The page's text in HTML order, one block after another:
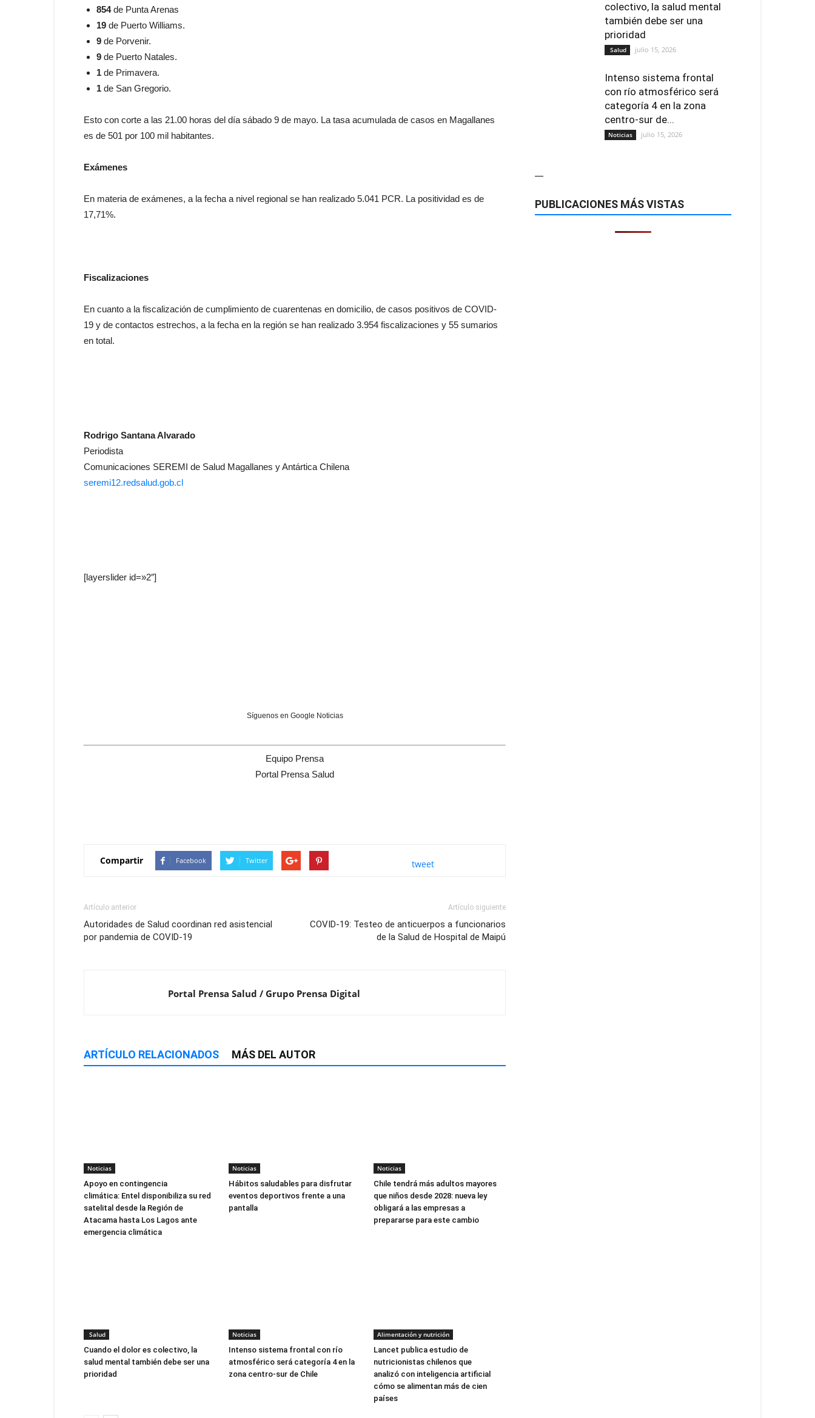
854de Punta Arenas
19 de Puerto Williams.
9 de Porvenir.
9 de Puerto Natales.
1 de Primavera.
1 de San Gregorio.
Esto con corte a las 21.00 horas del día sábado 9 de mayo. La tasa acumulada de casos en Magallanes
es de 501 por 100 mil habitantes.
Exámenes
En materia de exámenes, a la fecha a nivel regional se han realizado 5.041 PCR. La positividad es de
17,71%.
Fiscalizaciones
En cuanto a la fiscalización de cumplimiento de cuarentenas en domicilio, de casos positivos de COVID-
19 y de contactos estrechos, a la fecha en la región se han realizado 3.954 fiscalizaciones y 55 sumarios
en total.
Rodrigo Santana Alvarado
Periodista
Comunicaciones SEREMI de Salud Magallanes y Antártica Chilena
seremi12.redsalud.gob.cl
[layerslider id=»2″]
Síguenos en Google Noticias
Equipo Prensa
Portal Prensa Salud
Compartir Facebook Twitter tweet
Artículo anterior
Autoridades de Salud coordinan red asistencial
por pandemia de COVID-19
Artículo siguiente
COVID-19: Testeo de anticuerpos a funcionarios
de la Salud de Hospital de Maipú
Portal Prensa Salud / Grupo Prensa Digital
ARTÍCULO RELACIONADOS MÁS DEL AUTOR
Noticias
Apoyo en contingencia
climática: Entel disponibiliza su red
satelital desde la Región de
Atacama hasta Los Lagos ante
emergencia climática
Noticias
Hábitos saludables para disfrutar
eventos deportivos frente a una
pantalla
Noticias
Chile tendrá más adultos mayores
que niños desde 2028: nueva ley
obligará a las empresas a
prepararse para este cambio
Salud
Cuando el dolor es colectivo, la
salud mental también debe ser una
prioridad
Noticias
Intenso sistema frontal con río
atmosférico será categoría 4 en la
zona centro-sur de Chile
Alimentación y nutrición
Lancet publica estudio de
nutricionistas chilenos que
analizó con inteligencia artificial
cómo se alimentan más de cien
países
colectivo, la salud mental
también debe ser una
prioridad
Salud julio 15, 2026
Intenso sistema frontal
con río atmosférico será
categoría 4 en la zona
centro-sur de...
Noticias julio 15, 2026
—
PUBLICACIONES MÁS VISTAS